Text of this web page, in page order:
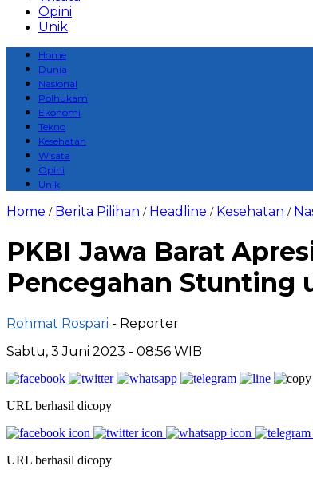
Opini
Unik
Home
Dunia
Nasional
Polhukam
Ekonomi
Tekno
Kesehatan
Wisata
Opini
Unik
Home / Berita Pilihan / Headline / Kesehatan /
PKBI Jawa Barat
Pencegahan Stunting
Rohmat Rospari - Reporter
Sabtu, 3 Juni 2023 - 08:56 WIB
URL berhasil dicopy
URL berhasil dicopy